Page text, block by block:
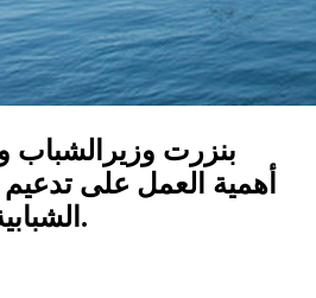
بنزرت وزيرالشباب
أهمية العمل على
الشبابية والرياضية بالجهة.